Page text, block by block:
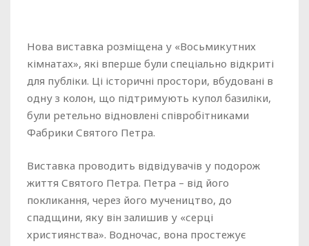
Нова виставка розміщена у «Восьмикутних
кімнатах», які вперше були спеціально відкриті
для публіки. Ці історичні простори, вбудовані в
одну з колон, що підтримують купол базиліки,
були ретельно відновлені співробітниками
Фабрики Святого Петра.
Виставка проводить відвідувачів у подорож
життя Святого Петра. Петра – від його
покликання, через його мучеництво, до
спадщини, яку він залишив у «серці
християнства». Водночас, вона простежує